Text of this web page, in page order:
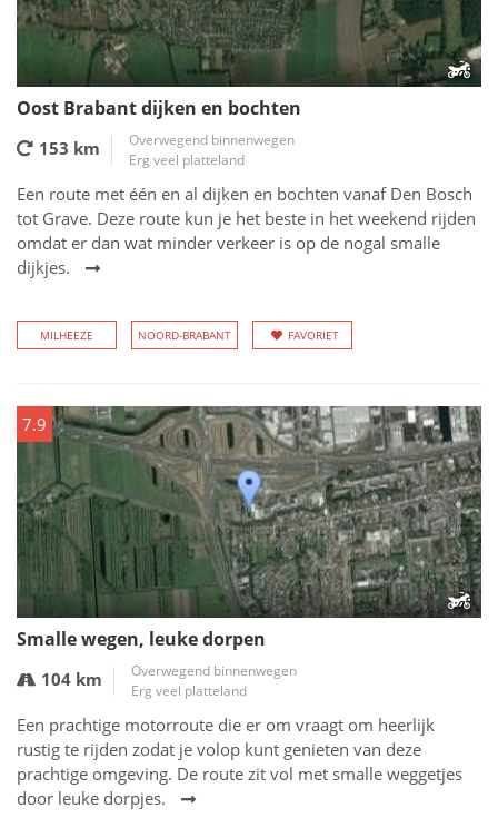
Oost Brabant dijken en bochten
153 km
Overwegend binnenwegen
Erg veel platteland
Een route met één en al dijken en bochten vanaf Den Bosch
tot Grave. Deze route kun je het beste in het weekend rijden
omdat er dan wat minder verkeer is op de nogal smalle
dijkjes.
MILHEEZE NOORD-BRABANT FAVORIET
7.9
Smalle wegen, leuke dorpen
104 km
Overwegend binnenwegen
Erg veel platteland
Een prachtige motorroute die er om vraagt om heerlijk
rustig te rijden zodat je volop kunt genieten van deze
prachtige omgeving. De route zit vol met smalle weggetjes
door leuke dorpjes.